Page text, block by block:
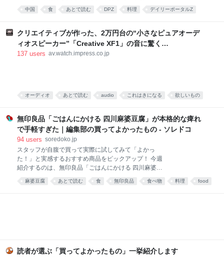
た、脳に直でうま味が届く調味料です。 そんな乾碟を
した。 真っ赤な小袋に入った粉 大学院生のころ、中国
の東北地方から来た留学生の女の子と仲良くなりまし
た。 彼女は辛い物が大好き。「日本には辛い食べ物が
ない」と、中国のショッピングサイト「淘宝」（タオ
キャラの描かれた、真っ赤な小袋をくれました。 なん
していなか
中国 食 あとで読む DPZ 料理 デイリーポータルZ
クリエイティブが作った、2万円台の“小さなピュアオーデ
ィオスピーカー”「Creative XF1」の音に驚く
[Sponsored]
137 users av.watch.impress.co.jp
オーディオ あとで読む audio これはきになる 欲しいもの
無印良品「ごはんにかける 四川麻婆豆腐」が本格的な痺れ
で手軽すぎた｜編集部の買ってよかったもの - ソレドコ
94 users soredoko.jp
スタッフが自腹で買って実際に試してみて「よかっ
た！」と実感するおすすめ商品をピックアップ！ 今週
紹介するのは、無印良品「ごはんにかける 四川麻婆豆
本格四川の味が楽しめます。暑くて料理が億劫な日
調理するのは、面倒くさい。特に夏は外出するのも調
麻婆豆腐 あとで読む 食 無印良品 食べ物 料理 food
読者が選ぶ「買ってよかったもの」一挙紹介します